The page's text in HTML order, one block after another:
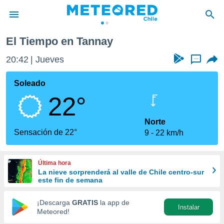
de
por
que se
calidad.
a este
las
y
forma
digital
basada
El Tiempo en Tannay
20:42 Jueves ...
Soleado
22°
Sensación de 22°
Norte
9
22 km/h
Última hora
La nieve sorprenderá al valle de Chile centro-sur
este fin de semana
¡Descarga GRATIS la app de
Meteored!
Instalar